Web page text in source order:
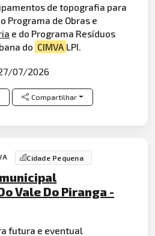
de topografia para
Programa de Obras e
e do Programa Resíduos
do CIMVA LPI.
07/2026
Compartilhar
Cidade Pequena
Vale Do Piranga -
futura e eventual